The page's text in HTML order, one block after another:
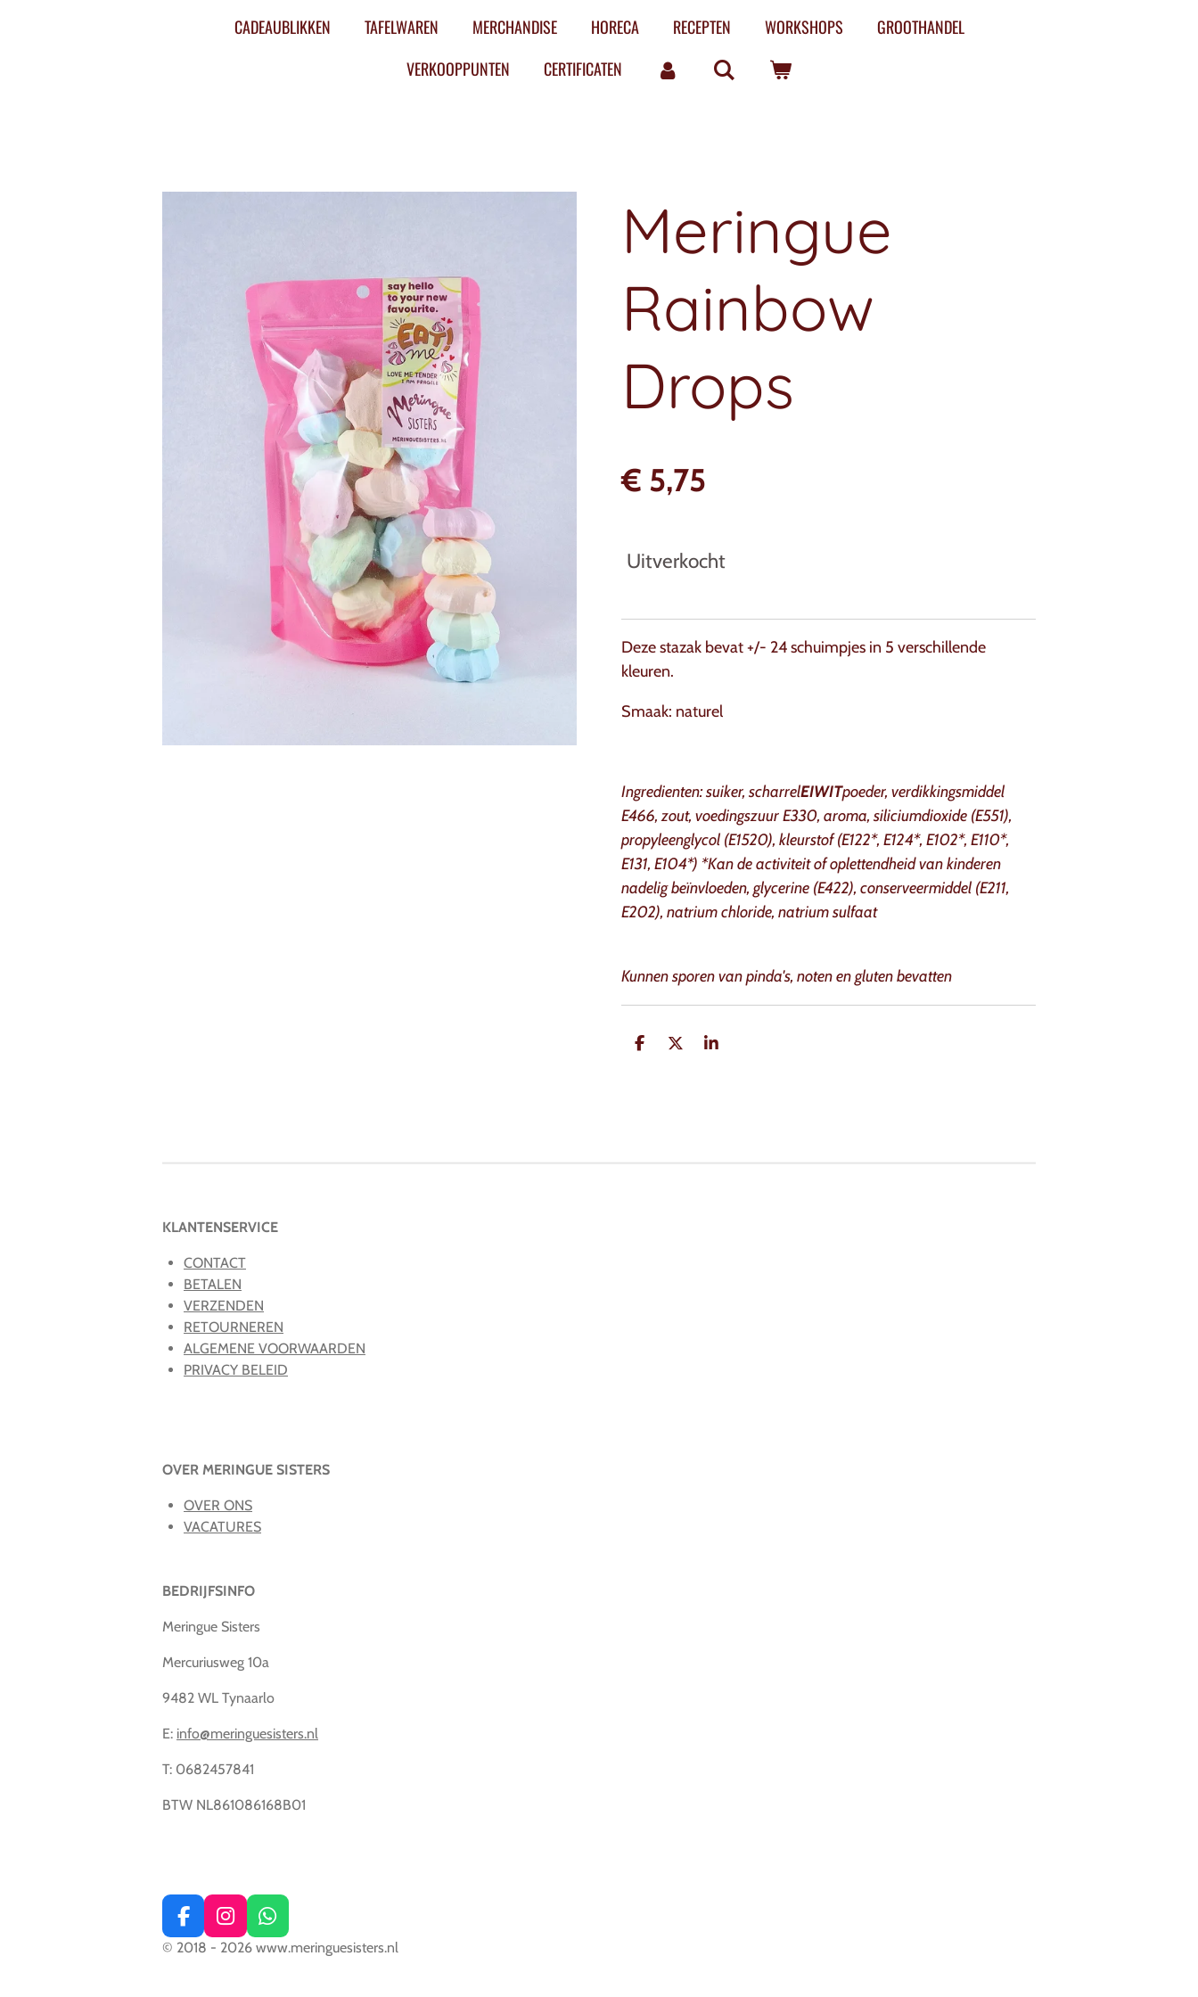
CADEAUBLIKKEN
TAFELWAREN MERCHANDISE HORECA RECEPTEN WORKSHOPS
GROOTHANDEL
VERKOOPPUNTEN
CERTIFICATEN
Meringue
Rainbow
Drops
€ 5,75
Uitverkocht
Deze stazak bevat +/- 24 schuimpjes in 5 verschillende
kleuren.
Smaak: naturel
Ingredienten: suiker, scharrelEIWITpoeder, verdikkingsmiddel
E466, zout, voedingszuur E330, aroma, siliciumdioxide (E551),
propyleenglycol (E1520), kleurstof (E122*, E124*, E102*, E110*,
E131, E104*) *Kan de activiteit of oplettendheid van kinderen
nadelig beïnvloeden, glycerine (E422), conserveermiddel (E211,
E202), natrium chloride, natrium sulfaat
Kunnen sporen van pinda's, noten en gluten bevatten
D
D
S
KLANTENSERVICE
CONTACT
BETALEN
VERZENDEN
RETOURNEREN
ALGEMENE VOORWAARDEN
PRIVACY BELEID
OVER MERINGUE SISTERS
OVER ONS
VACATURES
BEDRIJFSINFO
Meringue Sisters
Mercuriusweg 10a
9482 WL Tynaarlo
E: info@meringuesisters.nl
T: 0682457841
BTW NL861086168B01
F
a
I
n
W
h
© 2018 - 2026 www.meringuesisters.nl